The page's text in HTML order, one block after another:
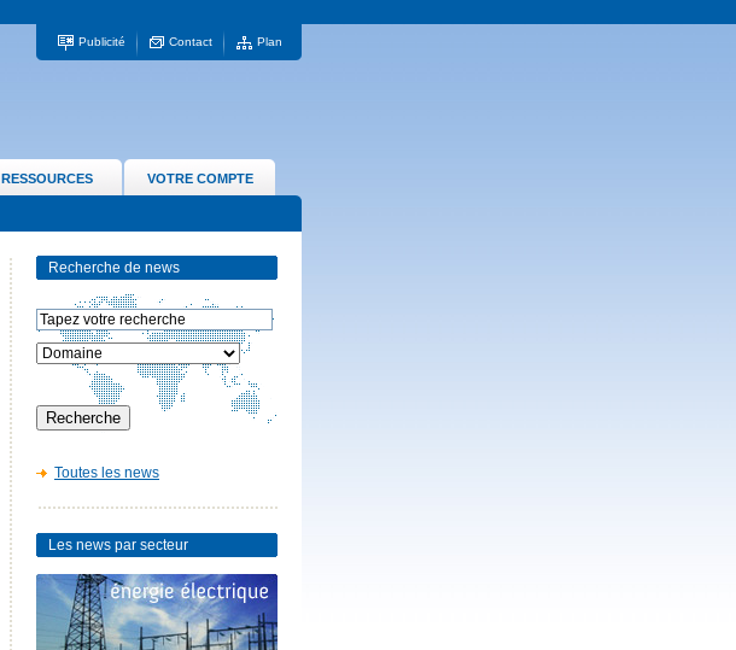
Publicité Contact Plan
RESSOURCES VOTRE COMPTE
Recherche de news
Toutes les news
Les news par secteur